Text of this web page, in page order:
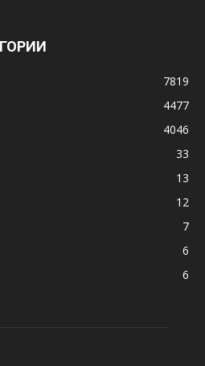
7819
4477
4046
33
13
12
7
6
6